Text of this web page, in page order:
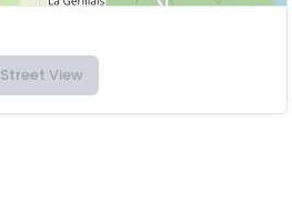
Street View